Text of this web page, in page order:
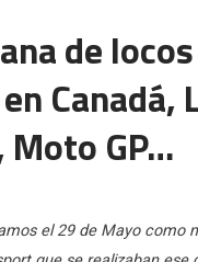
de
Canadá,
Moto GP…
el 29 de Mayo como